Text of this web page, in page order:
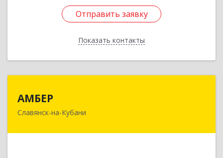
Отправить заявку
Показать контакты
Отправить заявку
Назад
АМБЕР
Славянск-на-Кубани
353562, Краснодарский край, Славянский р-н,